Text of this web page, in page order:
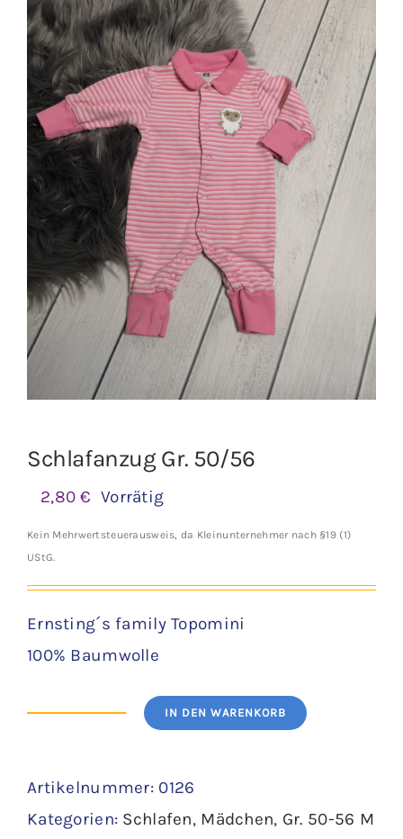
Jungen
Mädchen
Accesoires
Schuhe / Socken
Spielzeug
Babyausstattung
Krims Krams
Schlafanzug Gr. 50/56
2,80€ Vorrätig
Kein Mehrwertsteuerausweis, da Kleinunternehmer nach §19 (1)
UStG.
Ernsting´s family Topomini
100% Baumwolle
Schlafanzug
50/56
Menge
IN DEN WARENKORB
Artikelnummer: 0126
Kategorien: Schlafen, Mädchen, Gr. 50-56 M